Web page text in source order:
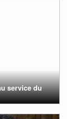
service du